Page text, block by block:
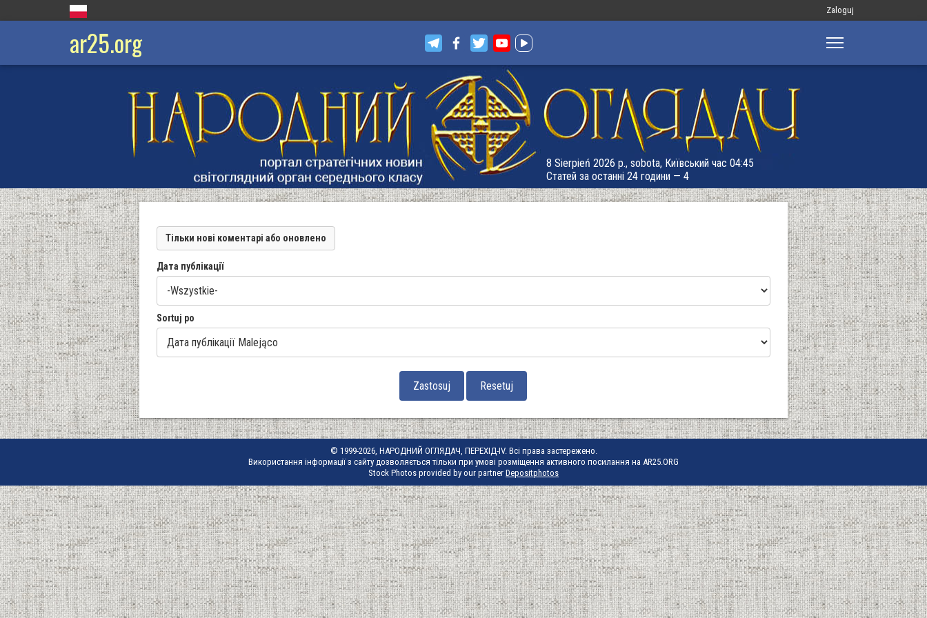
Меню
запису
Zaloguj
ar25.org
8 Sierpień 2026 р., sobota, Київський час 04:45
Статей за останні 24 години — 4
Тільки нові коментарі або оновлено
Дата публікації
Sortuj po
© 1999-2026, НАРОДНИЙ ОГЛЯДАЧ, ПЕРЕХІД-IV. Всі права застережено.
Використання інформації з сайту дозволяється тільки при умові розміщення активного посилання на AR25.ORG
Stock Photos provided by our partner Depositphotos